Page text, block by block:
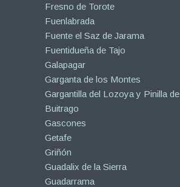
Fresno de Torote
Fuenlabrada
Fuente el Saz de Jarama
Fuentidueña de Tajo
Galapagar
Garganta de los Montes
Gargantilla del Lozoya y Pinilla de
Buitrago
Gascones
Getafe
Griñón
Guadalix de la Sierra
Guadarrama